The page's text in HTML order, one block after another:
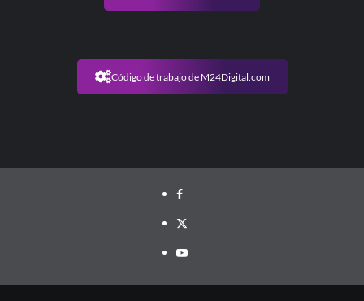
Código de trabajo de M24Digital.com